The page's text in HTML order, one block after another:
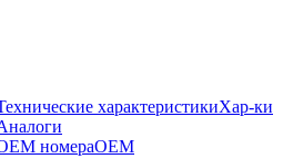
характеристикиХар-ки
номераOEM